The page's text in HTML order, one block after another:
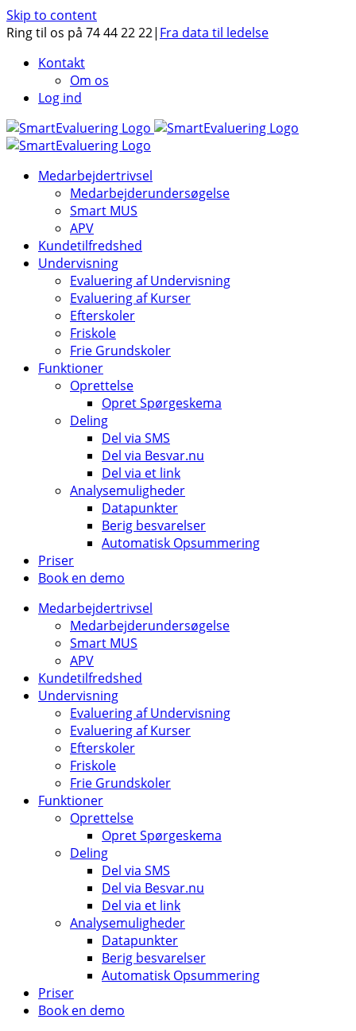
Skip to content
Ring til os på 74 44 22 22| Fra data til ledelse
Kontakt
Om os
Log ind
Medarbejdertrivsel
Medarbejderundersøgelse
Smart MUS
APV
Kundetilfredshed
Undervisning
Evaluering af Undervisning
Evaluering af Kurser
Efterskoler
Friskole
Frie Grundskoler
Funktioner
Oprettelse
Opret Spørgeskema
Deling
Del via SMS
Del via Besvar.nu
Del via et link
Analysemuligheder
Datapunkter
Berig besvarelser
Automatisk Opsummering
Priser
Book en demo
Medarbejdertrivsel
Medarbejderundersøgelse
Smart MUS
APV
Kundetilfredshed
Undervisning
Evaluering af Undervisning
Evaluering af Kurser
Efterskoler
Friskole
Frie Grundskoler
Funktioner
Oprettelse
Opret Spørgeskema
Deling
Del via SMS
Del via Besvar.nu
Del via et link
Analysemuligheder
Datapunkter
Berig besvarelser
Automatisk Opsummering
Priser
Book en demo